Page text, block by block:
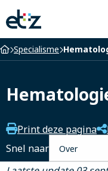
Elisabeth-
TweeSteden
Ziekenhuis
Home
Specialisme
Print deze pagina
Snel naar